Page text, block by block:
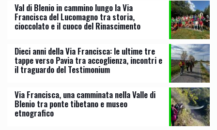
Val di Blenio in cammino lungo la Via
Francisca del Lucomagno tra storia,
cioccolato e il cuoco del Rinascimento
Dieci anni della Via Francisca: le ultime tre
tappe verso Pavia tra accoglienza, incontri e
il traguardo del Testimonium
Via Francisca, una camminata nella Valle di
Blenio tra ponte tibetano e museo
etnografico